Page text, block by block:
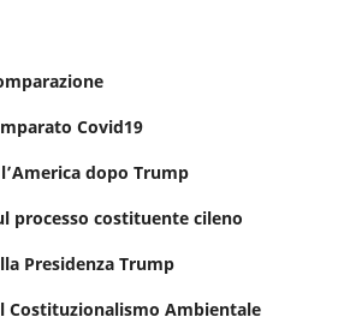
Covid19
dopo Trump
processo costituente cileno
Presidenza Trump
Costituzionalismo Ambientale